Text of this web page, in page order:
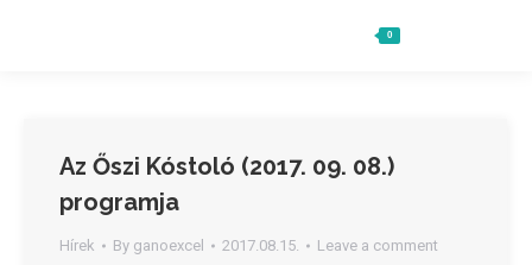
0
Az Őszi Kóstoló (2017. 09. 08.)
programja
Hírek By ganoexcel 2017.08.15. Leave a comment